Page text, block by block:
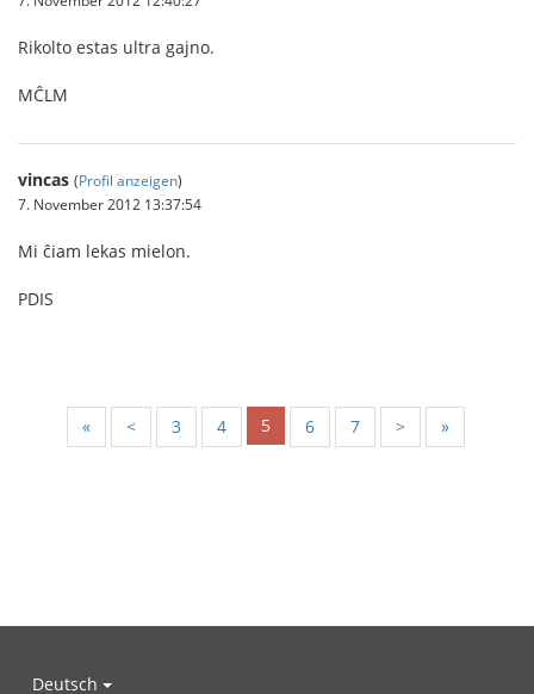
Rikolto estas ultra gajno.
MĈLM
vincas (Profil anzeigen)
7. November 2012 13:37:54
Mi ĉiam lekas mielon.
PDIS
« < 3 4 5 6 7 > »
Deutsch